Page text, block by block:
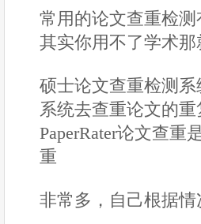
常用的论文查重检测
其实你用不了学术
硕士论文查重检测系
系统去查重论文的重
PaperRater论文查
重
非常多，自己根据情